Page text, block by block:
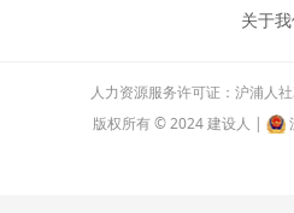
关于
人力资源服务许可证：沪浦人
版权所有 © 2024 建设人 |